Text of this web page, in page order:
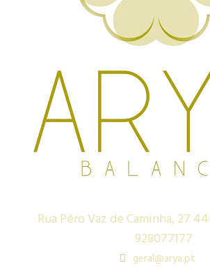
Rua Pêro Vaz de Caminha, 27
928077177
geral@arya.pt